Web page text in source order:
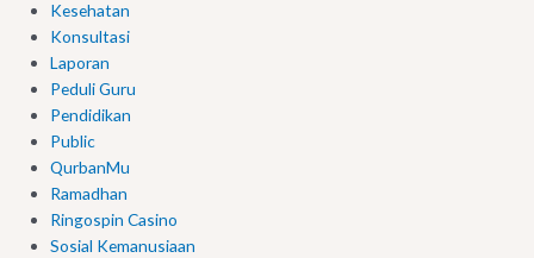
Kesehatan
Konsultasi
Laporan
Peduli Guru
Pendidikan
Public
QurbanMu
Ramadhan
Ringospin Casino
Sosial Kemanusiaan